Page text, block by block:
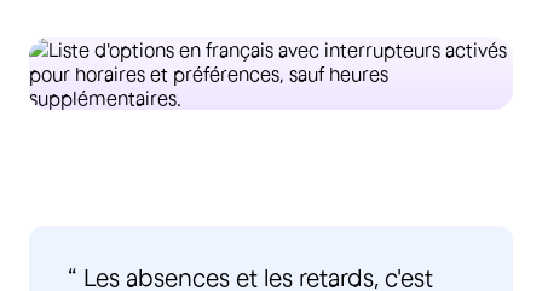
“ Les absences et les retards, c'est